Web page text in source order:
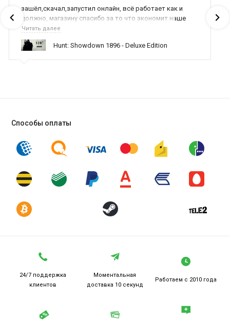
зашёл,скачал,запустил онлайн, всё работает как и
должно, магазину спасибо за то что экономит наше
время,нервы и деньги, ребята вы красава оказываете
поддержку населению и походу из всех только вы и
оказываете помощь
Читать далее
Hunt: Showdown 1896 - Deluxe Edition
Способы оплаты
24/7 поддержка
клиентов
Моментальная
доставка 10 секунд
Работаем с 2010 года